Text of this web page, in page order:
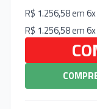
R$ 1.256,58 em
R$ 1.256,58 em
Quantidade